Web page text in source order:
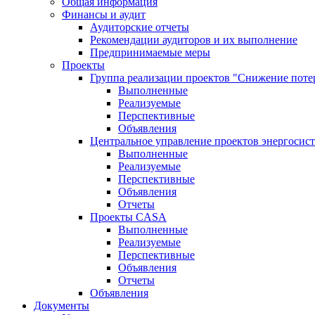
Финансы и аудит
Аудиторские отчеты
Рекомендации аудиторов и их выполнение
Предпринимаемые меры
Проекты
Группа реализации проектов "Снижение
Выполненные
Реализуемые
Перспективные
Объявления
Центральное управление проектов
Выполненные
Реализуемые
Перспективные
Объявления
Отчеты
Проекты CASA
Выполненные
Реализуемые
Перспективные
Объявления
Отчеты
Объявления
Документы